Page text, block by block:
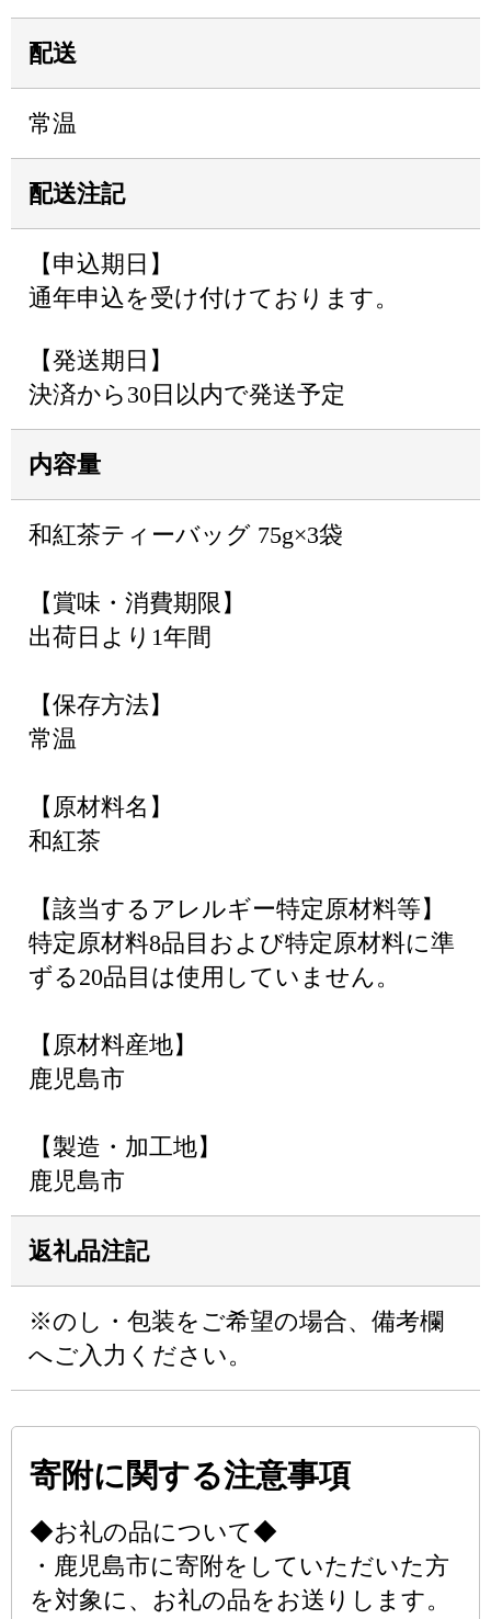
配送
常温
配送注記
【申込期日】
通年申込を受け付けております。
【発送期日】
決済から30日以内で発送予定
内容量
和紅茶ティーバッグ 75g×3袋
【賞味・消費期限】
出荷日より1年間
【保存方法】
常温
【原材料名】
和紅茶
【該当するアレルギー特定原材料等】
特定原材料8品目および特定原材料に準
ずる20品目は使用していません。
【原材料産地】
鹿児島市
【製造・加工地】
鹿児島市
返礼品注記
※のし・包装をご希望の場合、備考欄
へご入力ください。
寄附に関する注意事項
◆お礼の品について◆
・鹿児島市に寄附をしていただいた方
を対象に、お礼の品をお送りします。